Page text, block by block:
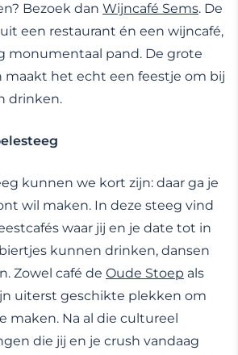
Bezoek dan Wijncafé Sems. De
een restaurant én een wijncafé,
monumentaal pand. De grote
maakt het echt een feestje om bij
drinken.
kunnen we kort zijn: daar ga je
wil maken. In deze steeg vind
waar jij en je date tot in
kunnen drinken, dansen
Zowel café de Oude Stoep als
uiterst geschikte plekken om
maken. Na al die cultureel
die jij en je crush vandaag